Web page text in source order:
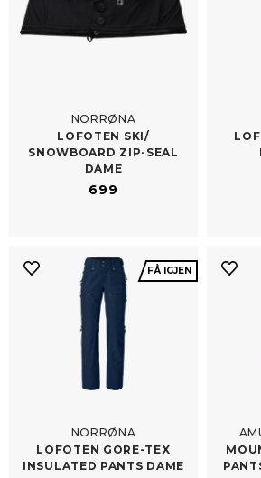
NORRØNA
LOFOTEN SKI/​
SNOWBOARD ZIP-​SEAL
DAME
699
FÅ IGJEN
NORRØNA
LOFOTEN GORE-​TEX
INSULATED PANTS DAME